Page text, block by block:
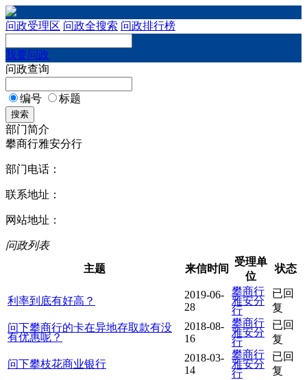
问政受理区 问政全搜索 问政排行榜
我要问政
问政查询
编号 标题
搜索
部门简介
攀商行雅安分行
部门电话：
联系地址：
网站地址：
问政列表
主题
来信时间
受理单
位
状态
利率到底有好高？
2019-06-
28
攀商行
雅安分
行
已回
复
问下攀商行的卡在异地存取款有没
有优惠呢？
2018-08-
16
攀商行
雅安分
行
已回
复
问下攀枝花商业银行
2018-03-
14
攀商行
雅安分
行
已回
复